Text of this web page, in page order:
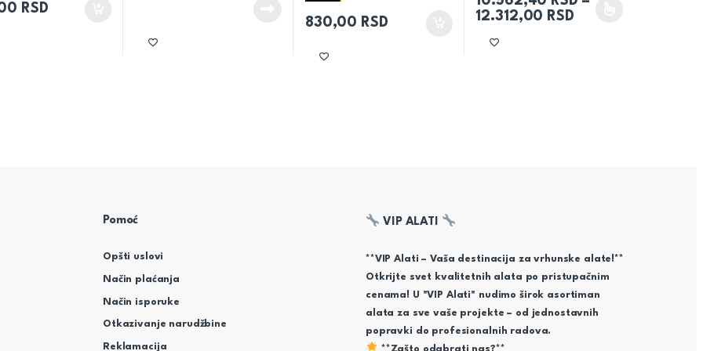
RSD
830,00 RSD
12.312,00 RSDRaspon cena: od
Ovaj proizvod ima više varijanti. Opcije
Pomoć
Opšti uslovi
Način plaćanja
Način isporuke
Otkazivanje narudžbine
Reklamacija
VIP ALATI
**VIP Alati – Vaša destinacija za vrhunske alate!**
Otkrijte svet kvalitetnih alata po pristupačnim
cenama! U "VIP Alati" nudimo širok asortiman
alata za sve vaše projekte – od jednostavnih
popravki do profesionalnih radova.
**Zašto odabrati nas?**